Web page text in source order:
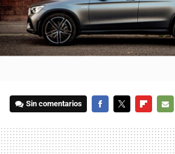
Sin comentarios
MAIL